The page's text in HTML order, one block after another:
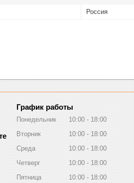
Россия
График работы
Понедельник 10:00
18:00
Вторник
10:00
18:00
Среда
10:00
18:00
Четверг
10:00
18:00
Пятница
10:00
18:00